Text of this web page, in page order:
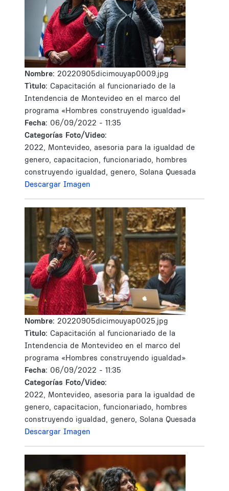
Nombre: 20220905dicimouyap0009.jpg
Tìtulo: Capacitación al funcionariado de la
Intendencia de Montevideo en el marco del
programa «Hombres construyendo igualdad»
Fecha: 06/09/2022 - 11:35
Categorías Foto/Video:
2022, Montevideo, asesoria para la igualdad de
genero, capacitacion, funcionariado, hombres
construyendo igualdad, genero, Solana Quesada
Descargar Imagen
Nombre: 20220905dicimouyap0025.jpg
Tìtulo: Capacitación al funcionariado de la
Intendencia de Montevideo en el marco del
programa «Hombres construyendo igualdad»
Fecha: 06/09/2022 - 11:35
Categorías Foto/Video:
2022, Montevideo, asesoria para la igualdad de
genero, capacitacion, funcionariado, hombres
construyendo igualdad, genero, Solana Quesada
Descargar Imagen